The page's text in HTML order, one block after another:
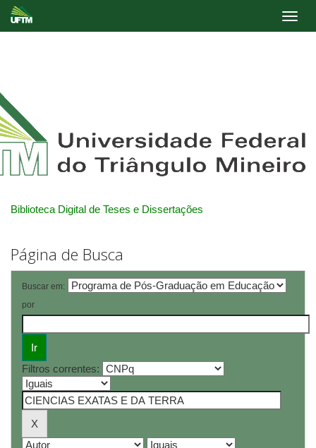
Biblioteca Digital de Teses e Dissertações
Página de Busca
Buscar em:
por
Filtros correntes: